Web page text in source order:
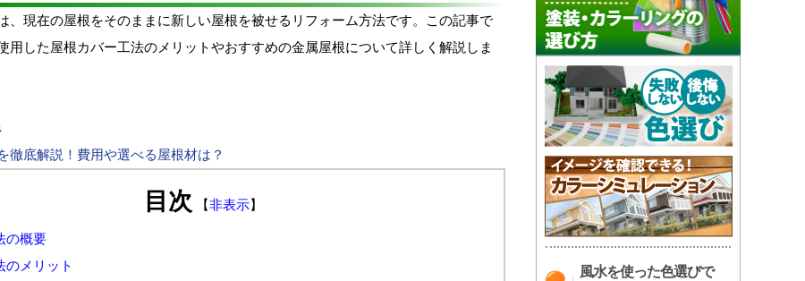
、現在の屋根をそのままに新しい屋根を被せるリフォーム方法です。この記事で
用した屋根カバー工法のメリットやおすすめの金属屋根について詳しく解説しま
徹底解説！費用や選べる屋根材は？
目次 【非表示】
の概要
のメリット
風水を使った色選びで